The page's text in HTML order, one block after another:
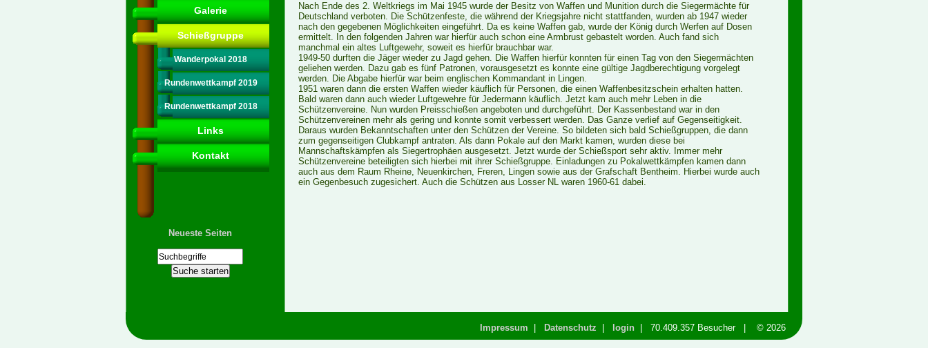
Galerie
Schießgruppe
Wanderpokal 2018
Rundenwettkampf 2019
Rundenwettkampf 2018
Links
Kontakt
Neueste Seiten
Nach Ende des 2. Weltkriegs im Mai 1945 wurde der Besitz von Waffen und Munition durch die Siegermächte für
Deutschland verboten. Die Schützenfeste, die während der Kriegsjahre nicht stattfanden, wurden ab 1947 wieder
nach den gegebenen Möglichkeiten eingeführt. Da es keine Waffen gab, wurde der König durch Werfen auf Dosen
ermittelt. In den folgenden Jahren war hierfür auch schon eine Armbrust gebastelt worden. Auch fand sich
manchmal ein altes Luftgewehr, soweit es hierfür brauchbar war.
1949-50 durften die Jäger wieder zu Jagd gehen. Die Waffen hierfür konnten für einen Tag von den Siegermächten
geliehen werden. Dazu gab es fünf Patronen, vorausgesetzt es konnte eine gültige Jagdberechtigung vorgelegt
werden. Die Abgabe hierfür war beim englischen Kommandant in Lingen.
1951 waren dann die ersten Waffen wieder käuflich für Personen, die einen Waffenbesitzschein erhalten hatten.
Bald waren dann auch wieder Luftgewehre für Jedermann käuflich. Jetzt kam auch mehr Leben in die
Schützenvereine. Nun wurden Preisschießen angeboten und durchgeführt. Der Kassenbestand war in den
Schützenvereinen mehr als gering und konnte somit verbessert werden. Das Ganze verlief auf Gegenseitigkeit.
Daraus wurden Bekanntschaften unter den Schützen der Vereine. So bildeten sich bald Schießgruppen, die dann
zum gegenseitigen Clubkampf antraten. Als dann Pokale auf den Markt kamen, wurden diese bei
Mannschaftskämpfen als Siegertrophäen ausgesetzt. Jetzt wurde der Schießsport sehr aktiv. Immer mehr
Schützenvereine beteiligten sich hierbei mit ihrer Schießgruppe. Einladungen zu Pokalwettkämpfen kamen dann
auch aus dem Raum Rheine, Neuenkirchen, Freren, Lingen sowie aus der Grafschaft Bentheim. Hierbei wurde auch
ein Gegenbesuch zugesichert. Auch die Schützen aus Losser NL waren 1960-61 dabei.
Impressum Datenschutz login | 70.409.357 Besucher | © 2026